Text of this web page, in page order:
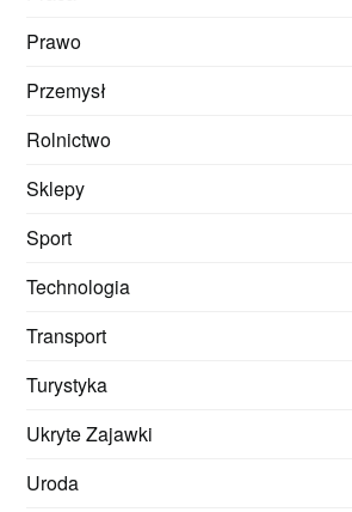
Prawo
Przemysł
Rolnictwo
Sklepy
Sport
Technologia
Transport
Turystyka
Ukryte Zajawki
Uroda